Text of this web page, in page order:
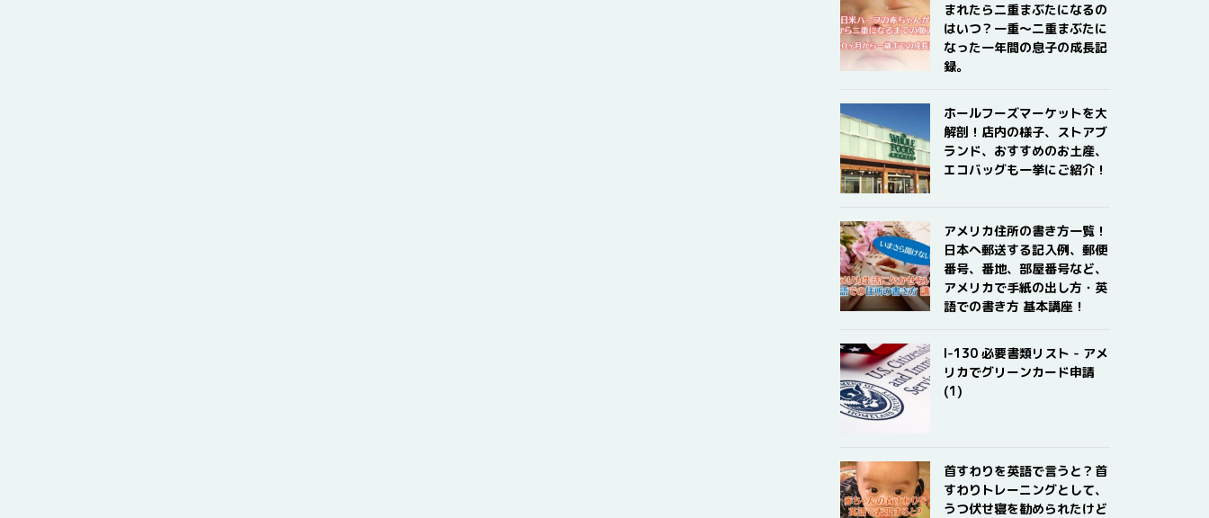
まれたら二重まぶたになるの
はいつ？一重〜二重まぶたに
なった一年間の息子の成長記
録。
ホールフーズマーケットを大
解剖！店内の様子、ストアブ
ランド、おすすめのお土産、
エコバッグも一挙にご紹介！
アメリカ住所の書き方一覧！
日本へ郵送する記入例、郵便
番号、番地、部屋番号など、
アメリカで手紙の出し方・英
語での書き方 基本講座！
I-130 必要書類リスト - アメ
リカでグリーンカード申請
(1)
首すわりを英語で言うと？首
すわりトレーニングとして、
うつ伏せ寝を勧められたけど